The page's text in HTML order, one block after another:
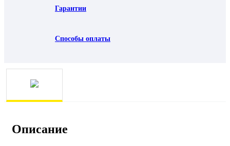
Гарантии
Способы оплаты
Описание